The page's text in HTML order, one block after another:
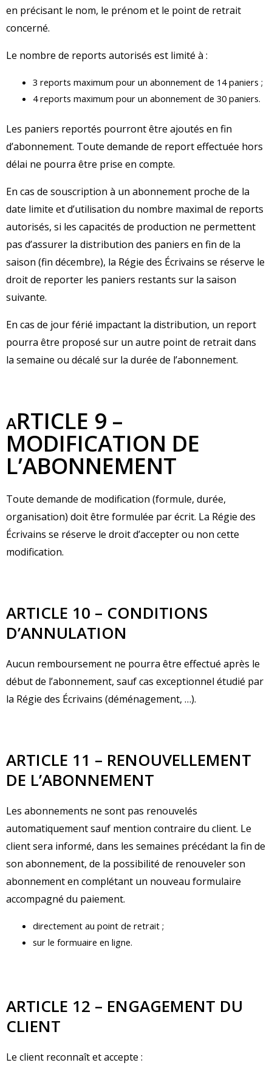
en précisant le nom, le prénom et le point de retrait
concerné.
Le nombre de reports autorisés est limité à :
3 reports maximum pour un abonnement de 14 paniers ;
4 reports maximum pour un abonnement de 30 paniers.
Les paniers reportés pourront être ajoutés en fin
d’abonnement. Toute demande de report effectuée hors
délai ne pourra être prise en compte.
En cas de souscription à un abonnement proche de la
date limite et d’utilisation du nombre maximal de reports
autorisés, si les capacités de production ne permettent
pas d’assurer la distribution des paniers en fin de la
saison (fin décembre), la Régie des Écrivains se réserve le
droit de reporter les paniers restants sur la saison
suivante.
En cas de jour férié impactant la distribution, un report
pourra être proposé sur un autre point de retrait dans
la semaine ou décalé sur la durée de l’abonnement.
ARTICLE 9 –
MODIFICATION DE
L’ABONNEMENT
Toute demande de modification (formule, durée,
organisation) doit être formulée par écrit. La Régie des
Écrivains se réserve le droit d’accepter ou non cette
modification.
ARTICLE 10 – CONDITIONS
D’ANNULATION
Aucun remboursement ne pourra être effectué après le
début de l’abonnement, sauf cas exceptionnel étudié par
la Régie des Écrivains (déménagement, …).
ARTICLE 11 – RENOUVELLEMENT
DE L’ABONNEMENT
Les abonnements ne sont pas renouvelés
automatiquement sauf mention contraire du client. Le
client sera informé, dans les semaines précédant la fin de
son abonnement, de la possibilité de renouveler son
abonnement en complétant un nouveau formulaire
accompagné du paiement.
directement au point de retrait ;
sur le formuaire en ligne.
ARTICLE 12 – ENGAGEMENT DU
CLIENT
Le client reconnaît et accepte :